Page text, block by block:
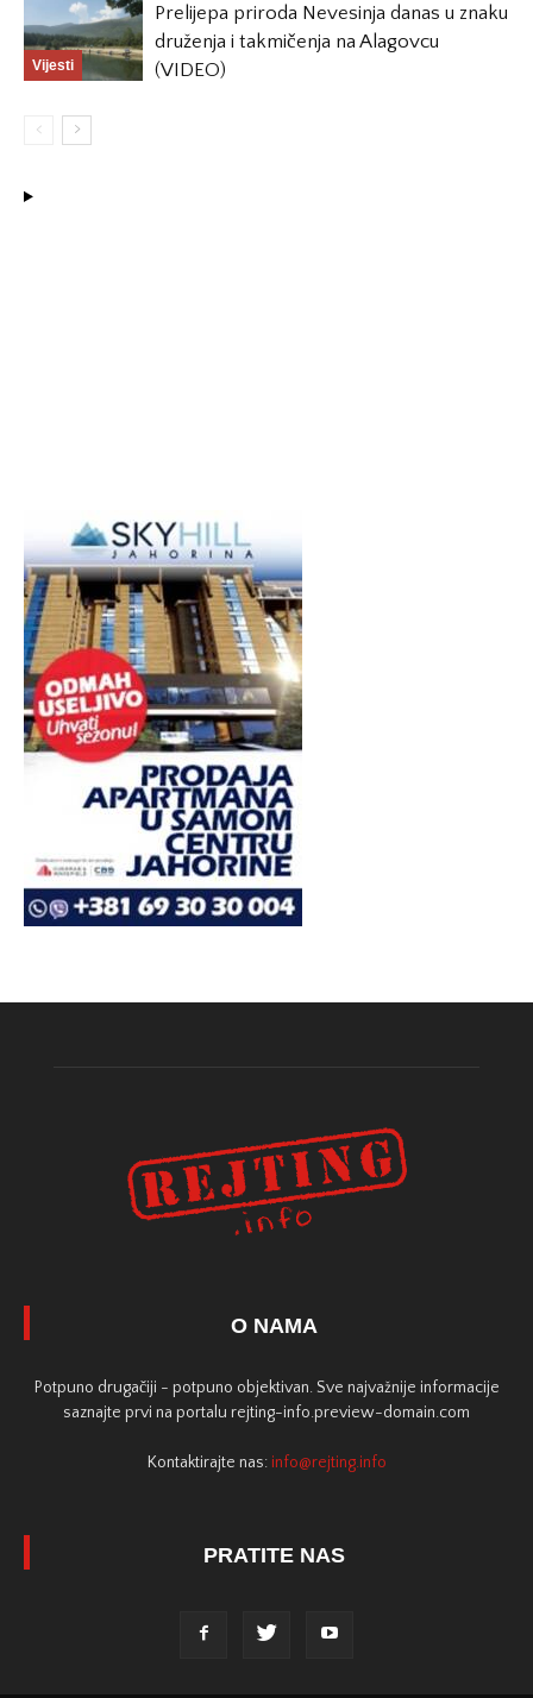
Vijesti
Prelijepa priroda Nevesinja danas u znaku
druženja i takmičenja na Alagovcu
(VIDEO)
O NAMA
Potpuno drugačiji - potpuno objektivan. Sve najvažnije informacije
saznajte prvi na portalu rejting-info.preview-domain.com
Kontaktirajte nas: info@rejting.info
PRATITE NAS